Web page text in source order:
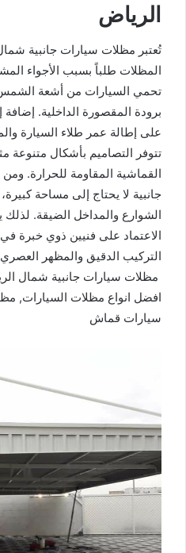
الرياض
تُعتبر مظلات سيارات جانبية
المظلات طلباً بسبب الأجواء
تحمي السيارات من أشعة
برودة المقصورة الداخلية.
على إطالة عمر طلاء السيارة
تتوفر التصاميم بأشكال متنوعة
القماشية المقاومة للحرارة.
جانبية لا يحتاج إلى مساحة
الشوارع والمداخل الضيقة.
الاعتماد على فنيين ذوي خبرة
التركيب الدقيق والمظهر
مظلات سيارات جانبية شمال
افضل انواع مظلات السيارات,
سيارات قماش